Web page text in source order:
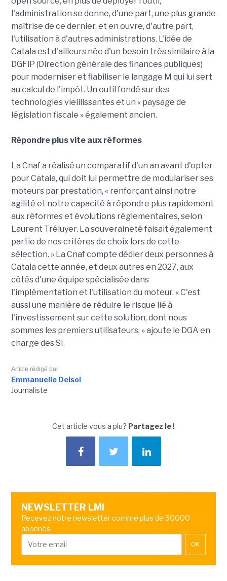
l'administration se donne, d'une part, une plus grande
maîtrise de ce dernier, et en ouvre, d'autre part,
l'utilisation à d'autres administrations. L'idée de
Catala est d'ailleurs née d'un besoin très similaire à la
DGFiP (Direction générale des finances publiques)
pour moderniser et fiabiliser le langage M qui lui sert
au calcul de l'impôt. Un outil fondé sur des
technologies vieillissantes et un « paysage de
législation fiscale » également ancien.
Répondre plus vite aux réformes
La Cnaf a réalisé un comparatif d'un an avant d'opter
pour Catala, qui doit lui permettre de modulariser ses
moteurs par prestation, « renforçant ainsi notre
agilité et notre capacité à répondre plus rapidement
aux réformes et évolutions réglementaires, selon
Laurent Tréluyer. La souveraineté faisait également
partie de nos critères de choix lors de cette
sélection. » La Cnaf compte dédier deux personnes à
Catala cette année, et deux autres en 2027, aux
côtés d'une équipe spécialisée dans
l'implémentation et l'utilisation du moteur. « C'est
aussi une manière de réduire le risque lié à
l'investissement sur cette solution, dont nous
sommes les premiers utilisateurs, » ajoute le DGA en
charge des SI.
Article rédigé par
Emmanuelle Delsol
Journaliste
Cet article vous a plu? Partagez le !
NEWSLETTER LMI
Recevez notre newsletter comme plus de 50000
abonnés
OK